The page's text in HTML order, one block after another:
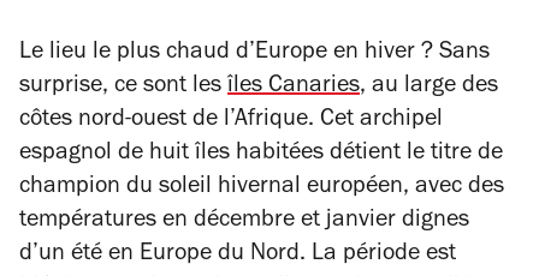
Le lieu le plus chaud d’Europe en hiver ? Sans
surprise, ce sont les îles Canaries, au large des
côtes nord-ouest de l’Afrique. Cet archipel
espagnol de huit îles habitées détient le titre de
champion du soleil hivernal européen, avec des
températures en décembre et janvier dignes
d’un été en Europe du Nord. La période est